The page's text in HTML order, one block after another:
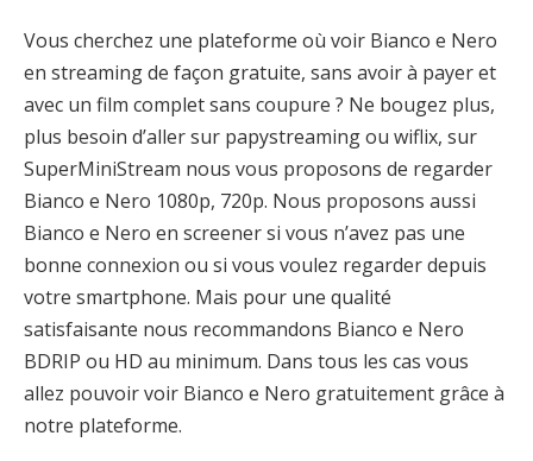
Vous cherchez une plateforme où voir Bianco e Nero
en streaming de façon gratuite, sans avoir à payer et
avec un film complet sans coupure ? Ne bougez plus,
plus besoin d’aller sur papystreaming ou wiflix, sur
SuperMiniStream nous vous proposons de regarder
Bianco e Nero 1080p, 720p. Nous proposons aussi
Bianco e Nero en screener si vous n’avez pas une
bonne connexion ou si vous voulez regarder depuis
votre smartphone. Mais pour une qualité
satisfaisante nous recommandons Bianco e Nero
BDRIP ou HD au minimum. Dans tous les cas vous
allez pouvoir voir Bianco e Nero gratuitement grâce à
notre plateforme.